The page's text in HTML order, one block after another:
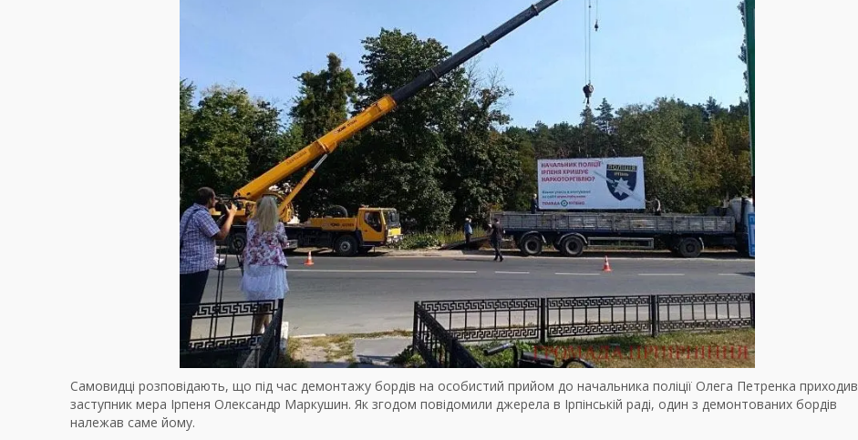
Самовидці розповідають, що під час демонтажу бордів на особистий прийом до начальника поліції Олега Петренка приходив
заступник мера Ірпеня Олександр Маркушин. Як згодом повідомили джерела в Ірпінській раді, один з демонтованих бордів
належав саме йому.